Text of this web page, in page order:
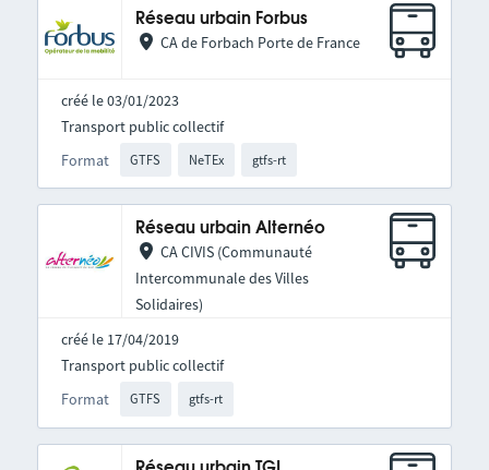
Réseau urbain Forbus
CA de Forbach Porte de France
créé le 03/01/2023
Format GTFS NeTEx gtfs-rt
Transport public collectif
Réseau urbain Alternéo
CA CIVIS (Communauté
Intercommunale des Villes
Solidaires)
créé le 17/04/2019
Format GTFS gtfs-rt
Transport public collectif